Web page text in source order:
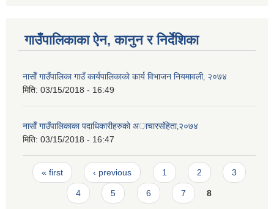
गाउँपालिकाका ऐन, कानुन र निर्देशिका
नासाेँ गाउँपालिका गाउँ कार्यपालिकाकाे कार्य विभाजन नियमावली‚ २०७४
मिति: 03/15/2018 - 16:49
नासाेँ गाउँपालिकाका पदाधिकारीहरुकाे अाचारस‌ंहिता‚२०७४
मिति: 03/15/2018 - 16:47
Pages
« first ‹ previous 1 2 3
4 5 6 7 8